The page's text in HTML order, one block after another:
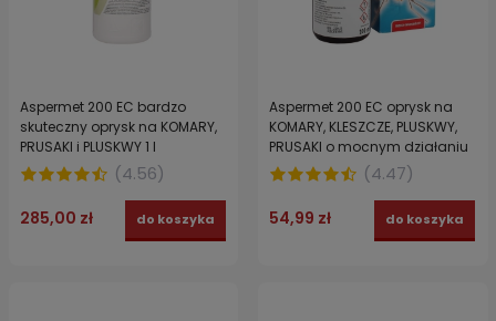
Aspermet 200 EC bardzo
skuteczny oprysk na KOMARY,
PRUSAKI i PLUSKWY 1 l
(4.56)
285,00 zł do koszyka
Aspermet 200 EC oprysk na
KOMARY, KLESZCZE, PLUSKWY,
PRUSAKI o mocnym działaniu
PERMETRYNA 100 ml
(4.47)
54,99 zł do koszyka